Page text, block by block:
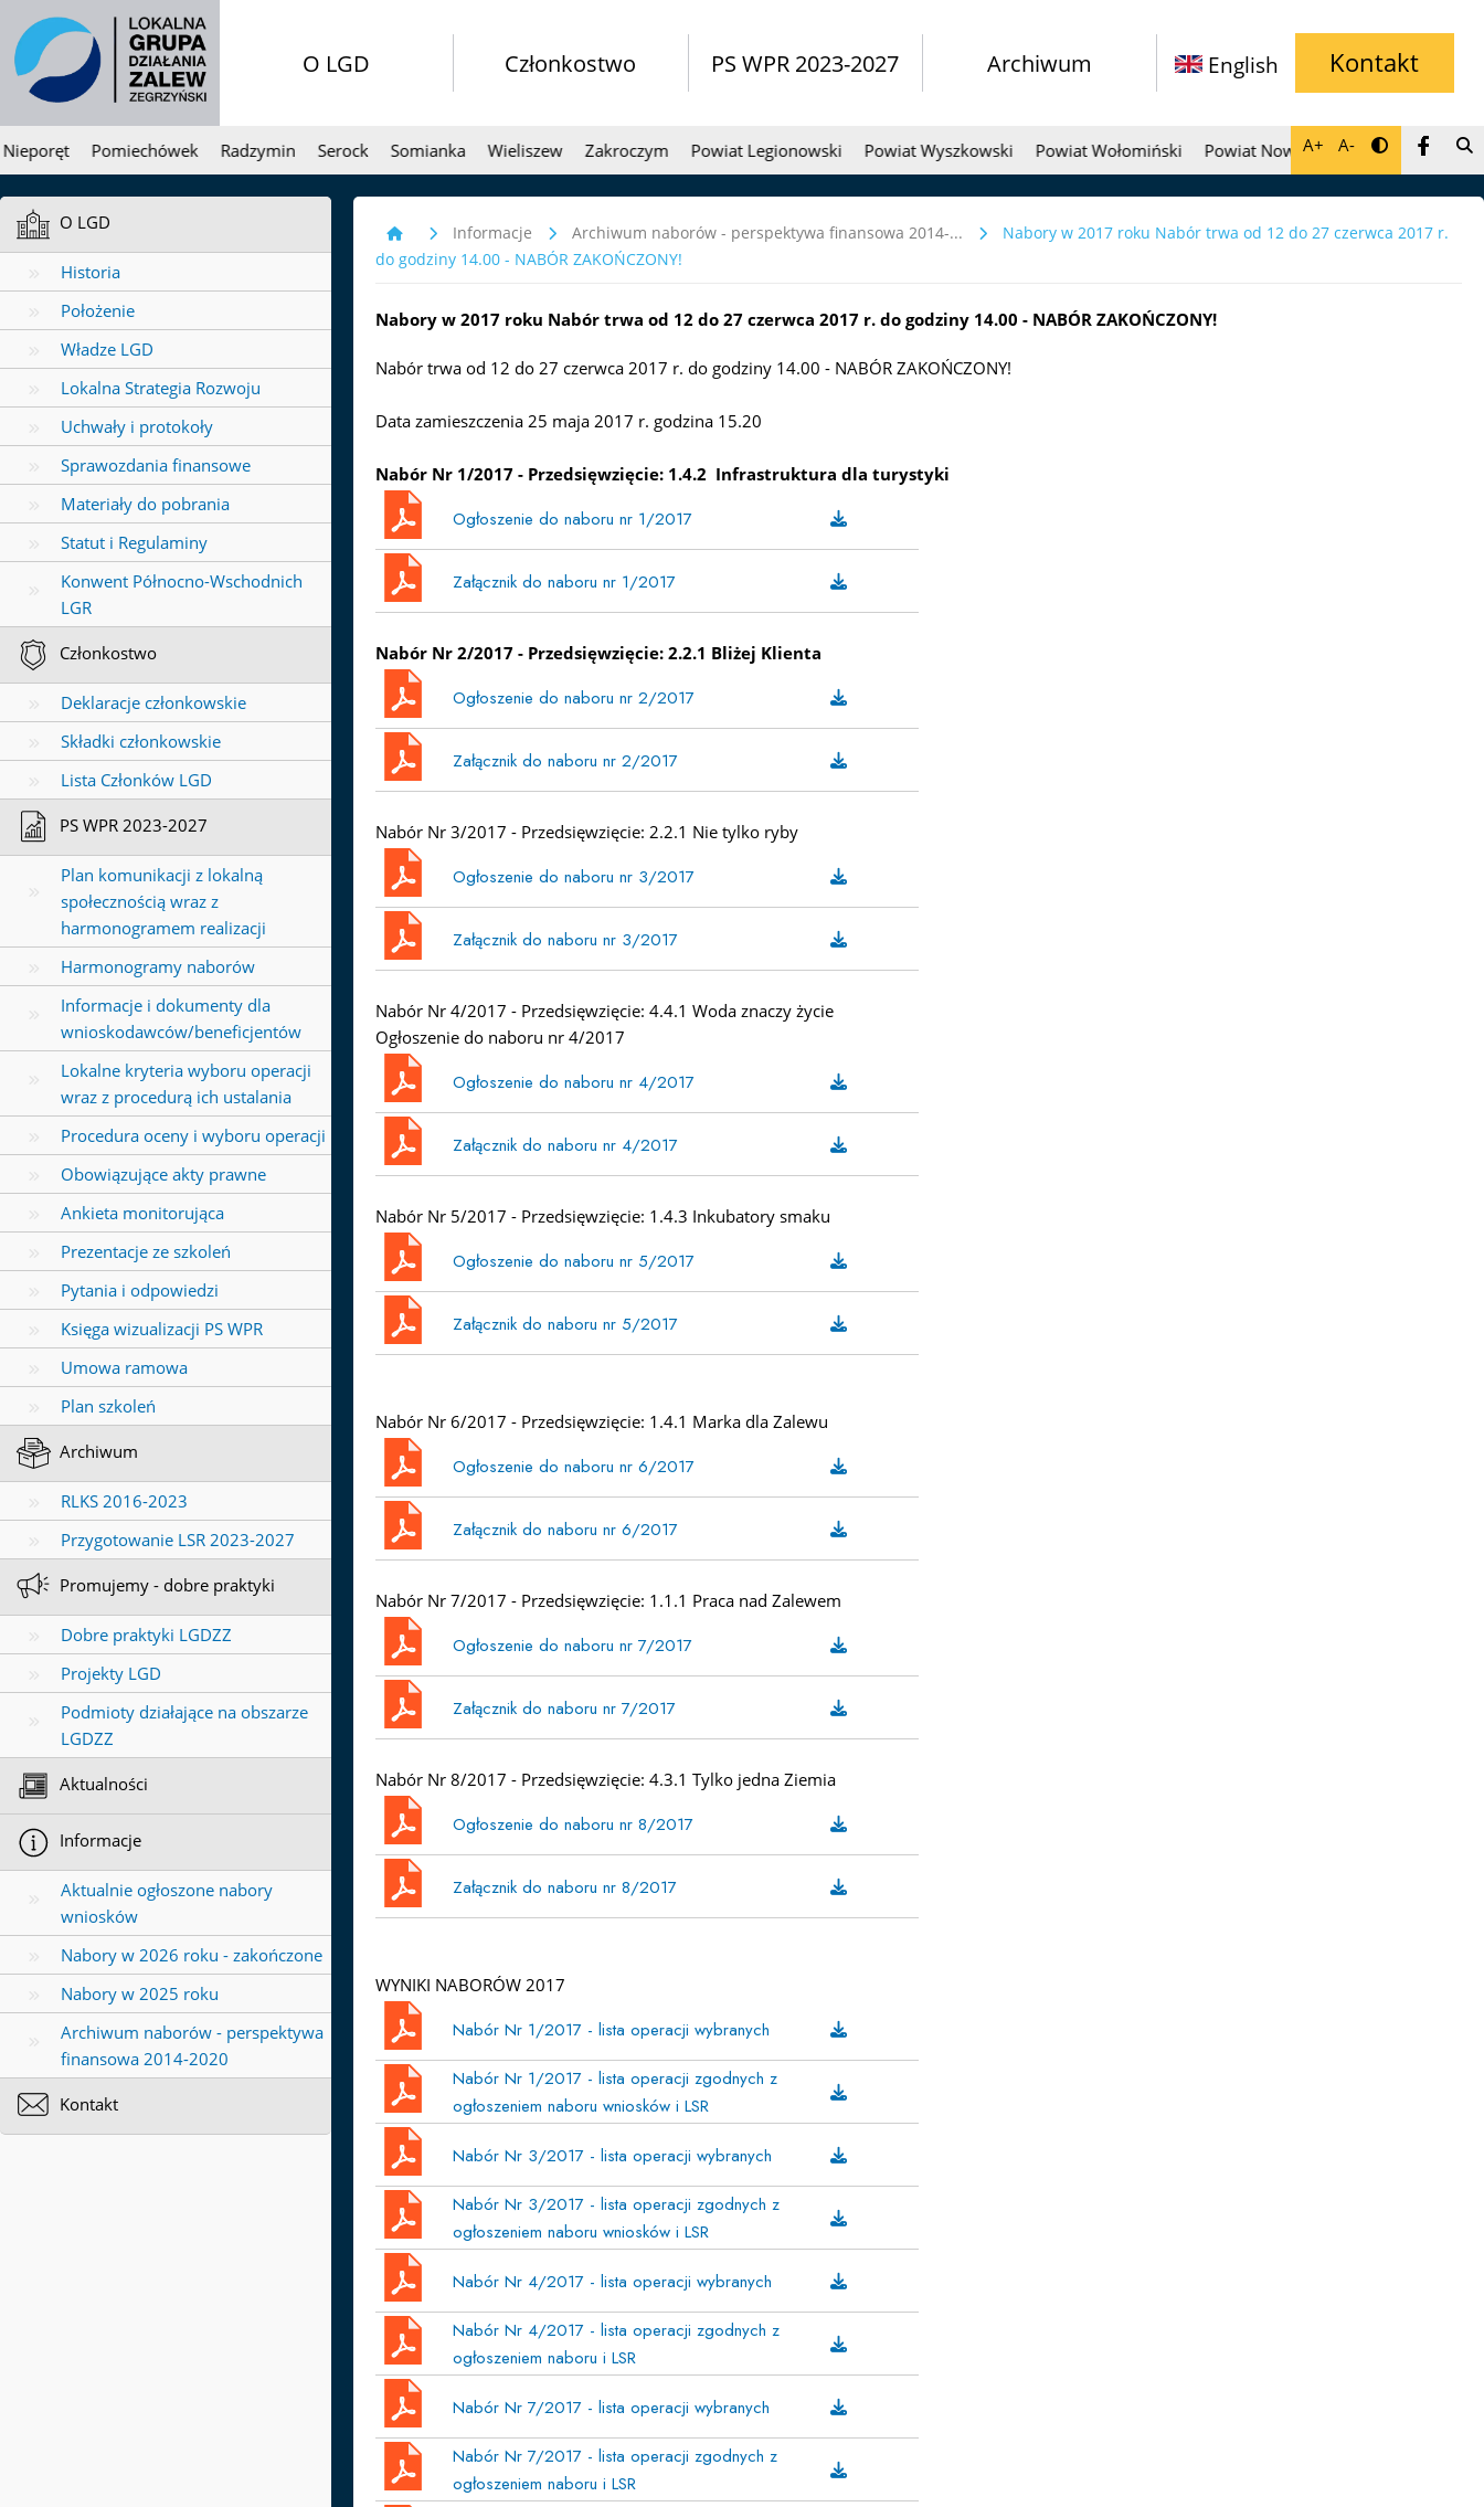
O LGD Członkostwo PS WPR 2023-2027 Archiwum English Kontakt
Pomiechówek Radzymin Serock Somianka Wieliszew Zakroczym Powiat Legionowski Powiat Wyszkowski Powiat Wołomiński Powiat Nowodworski Dąbrówka
A+ A-
O LGD
Historia
Położenie
Władze LGD
Lokalna Strategia Rozwoju
Uchwały i protokoły
Sprawozdania finansowe
Materiały do pobrania
Statut i Regulaminy
Konwent Północno-Wschodnich
LGR
Członkostwo
Deklaracje członkowskie
Składki członkowskie
Lista Członków LGD
PS WPR 2023-2027
Plan komunikacji z lokalną
społecznością wraz z
harmonogramem realizacji
Harmonogramy naborów
Informacje i dokumenty dla
wnioskodawców/beneficjentów
Lokalne kryteria wyboru operacji
wraz z procedurą ich ustalania
Procedura oceny i wyboru operacji
Obowiązujące akty prawne
Ankieta monitorująca
Prezentacje ze szkoleń
Pytania i odpowiedzi
Księga wizualizacji PS WPR
Umowa ramowa
Plan szkoleń
Archiwum
RLKS 2016-2023
Przygotowanie LSR 2023-2027
Promujemy - dobre praktyki
Dobre praktyki LGDZZ
Projekty LGD
Podmioty działające na obszarze
LGDZZ
Aktualności
Informacje
Aktualnie ogłoszone nabory
wniosków
Nabory w 2026 roku - zakończone
Nabory w 2025 roku
Archiwum naborów - perspektywa
finansowa 2014-2020
Kontakt
Informacje Archiwum naborów - perspektywa finansowa 2014-...
Nabory w 2017 roku Nabór trwa od 12 do 27 czerwca 2017 r.
do godziny 14.00 - NABÓR ZAKOŃCZONY!
Nabory w 2017 roku Nabór trwa od 12 do 27 czerwca 2017 r. do godziny 14.00 - NABÓR ZAKOŃCZONY!
Nabór trwa od 12 do 27 czerwca 2017 r. do godziny 14.00 - NABÓR ZAKOŃCZONY!
Data zamieszczenia 25 maja 2017 r. godzina 15.20
Nabór Nr 1/2017 - Przedsięwzięcie: 1.4.2 Infrastruktura dla turystyki
Ogłoszenie do naboru nr 1/2017
Załącznik do naboru nr 1/2017
Nabór Nr 2/2017 - Przedsięwzięcie: 2.2.1 Bliżej Klienta
Ogłoszenie do naboru nr 2/2017
Załącznik do naboru nr 2/2017
Nabór Nr 3/2017 - Przedsięwzięcie: 2.2.1 Nie tylko ryby
Ogłoszenie do naboru nr 3/2017
Załącznik do naboru nr 3/2017
Nabór Nr 4/2017 - Przedsięwzięcie: 4.4.1 Woda znaczy życie
Ogłoszenie do naboru nr 4/2017
Ogłoszenie do naboru nr 4/2017
Załącznik do naboru nr 4/2017
Nabór Nr 5/2017 - Przedsięwzięcie: 1.4.3 Inkubatory smaku
Ogłoszenie do naboru nr 5/2017
Załącznik do naboru nr 5/2017
Nabór Nr 6/2017 - Przedsięwzięcie: 1.4.1 Marka dla Zalewu
Ogłoszenie do naboru nr 6/2017
Załącznik do naboru nr 6/2017
Nabór Nr 7/2017 - Przedsięwzięcie: 1.1.1 Praca nad Zalewem
Ogłoszenie do naboru nr 7/2017
Załącznik do naboru nr 7/2017
Nabór Nr 8/2017 - Przedsięwzięcie: 4.3.1 Tylko jedna Ziemia
Ogłoszenie do naboru nr 8/2017
Załącznik do naboru nr 8/2017
WYNIKI NABORÓW 2017
Nabór Nr 1/2017 - lista operacji wybranych
Nabór Nr 1/2017 - lista operacji zgodnych z
ogłoszeniem naboru wniosków i LSR
Nabór Nr 3/2017 - lista operacji wybranych
Nabór Nr 3/2017 - lista operacji zgodnych z
ogłoszeniem naboru wniosków i LSR
Nabór Nr 4/2017 - lista operacji wybranych
Nabór Nr 4/2017 - lista operacji zgodnych z
ogłoszeniem naboru i LSR
Nabór Nr 7/2017 - lista operacji wybranych
Nabór Nr 7/2017 - lista operacji zgodnych z
ogłoszeniem naboru i LSR